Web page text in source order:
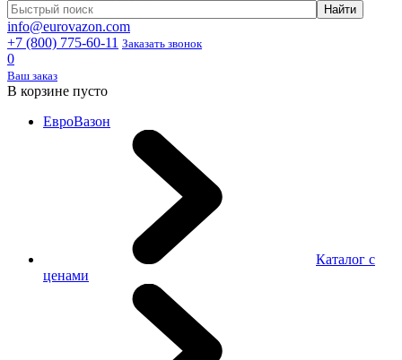
info@eurovazon.com
+7 (800) 775-60-11 Заказать звонок
0
Ваш заказ
В корзине пусто
ЕвроВазон
Каталог с
ценами